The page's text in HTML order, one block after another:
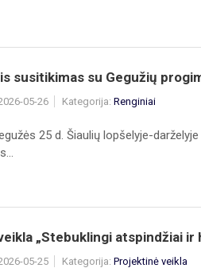
susitikimas su Gegužių
05-26 Kategorija: Renginiai
25 d. Šiaulių lopšelyje-
„Stebuklingi atspindžiai ir
05-25 Kategorija: Projektinė veikla